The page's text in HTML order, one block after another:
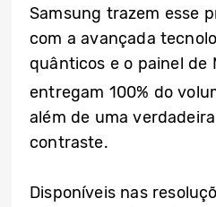
Samsung trazem esse
com a avançada
quânticos e o painel de
entregam 100% do
além de uma
contraste.
Disponíveis nas